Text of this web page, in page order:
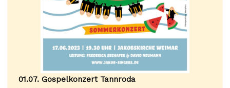
01.07. Gospelkonzert Tannroda